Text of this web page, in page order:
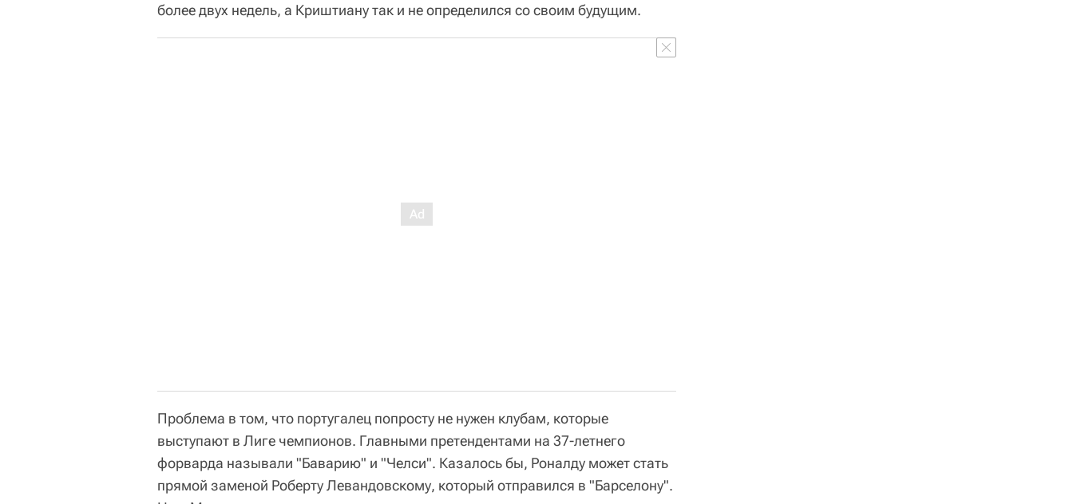
более двух недель, а Криштиану так и не определился со своим будущим.
Проблема в том, что португалец попросту не нужен клубам, которые
выступают в Лиге чемпионов. Главными претендентами на 37-летнего
форварда называли "Баварию" и "Челси". Казалось бы, Роналду может стать
прямой заменой Роберту Левандовскому, который отправился в "Барселону".